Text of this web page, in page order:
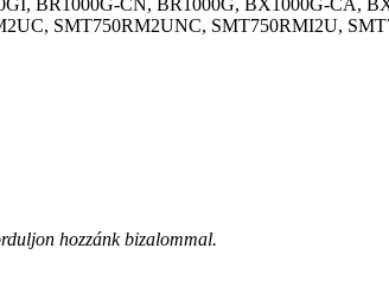
SMT750RM2UNC, SMT750RMI2U,
hozzánk bizalommal.